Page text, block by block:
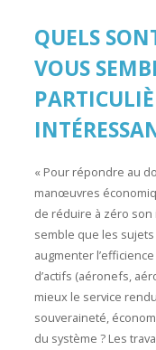
QUELS
VOUS
« Pour répondre au
manœuvres
de réduire à zéro
semble que les
augmenter
d’actifs (aéronefs,
mieux le service
souveraineté,
du système ? Les